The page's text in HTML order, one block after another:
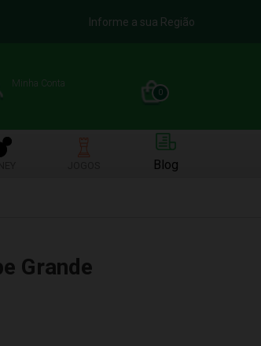
Informe a sua Região
Minha Conta
0
Blog
Grande